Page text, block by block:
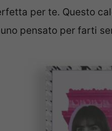
per te. Questo
pensato per farti